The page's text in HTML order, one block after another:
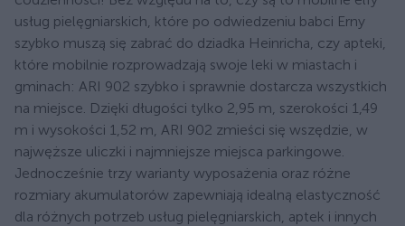
usług pielęgniarskich, które po odwiedzeniu babci Erny
szybko muszą się zabrać do dziadka Heinricha, czy apteki,
które mobilnie rozprowadzają swoje leki w miastach i
gminach: ARI 902 szybko i sprawnie dostarcza wszystkich
na miejsce. Dzięki długości tylko 2,95 m, szerokości 1,49
m i wysokości 1,52 m, ARI 902 zmieści się wszędzie, w
najwęższe uliczki i najmniejsze miejsca parkingowe.
Jednocześnie trzy warianty wyposażenia oraz różne
rozmiary akumulatorów zapewniają idealną elastyczność
dla różnych potrzeb usług pielęgniarskich, aptek i innych